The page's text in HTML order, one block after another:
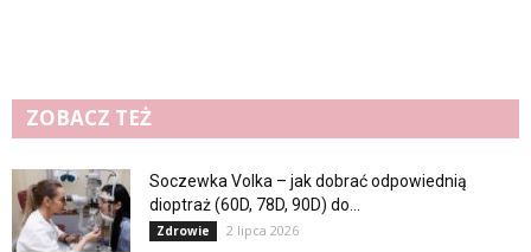
ZOBACZ TEŻ
Soczewka Volka – jak dobrać odpowiednią
dioptraż (60D, 78D, 90D) do...
Zdrowie 2 lipca 2026